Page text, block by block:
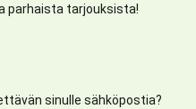
parhaista tarjouksista!
sinulle sähköpostia?